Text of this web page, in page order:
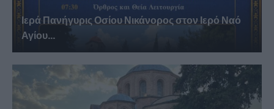
Ιερά Πανήγυρις Οσίου Νικάνορος στον Ιερό Ναό
Αγίου...